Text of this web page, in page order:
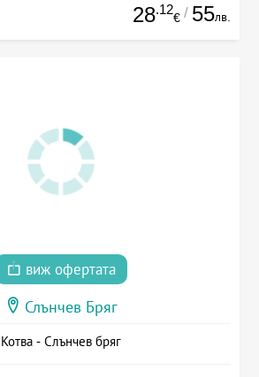
28.12
€ / 55лв.
виж офертата
Слънчев Бряг
Котва - Слънчев бряг